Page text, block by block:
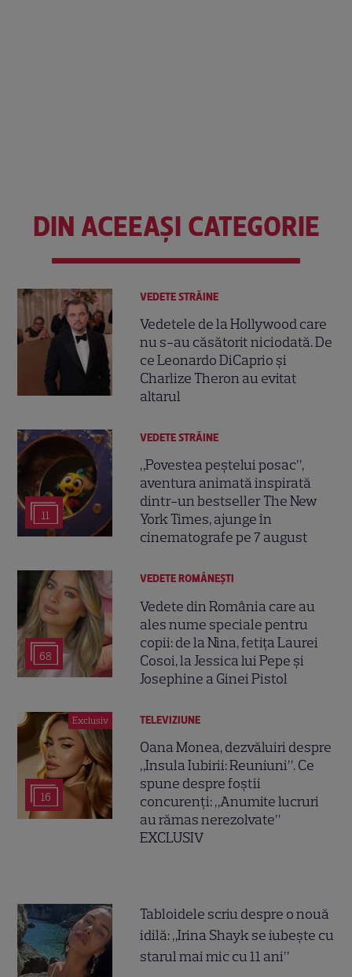
DIN ACEEAȘI CATEGORIE
VEDETE STRĂINE
Vedetele de la Hollywood care
nu s-au căsătorit niciodată. De
ce Leonardo DiCaprio și
Charlize Theron au evitat
altarul
11
VEDETE STRĂINE
„Povestea peștelui posac”,
aventura animată inspirată
dintr-un bestseller The New
York Times, ajunge în
cinematografe pe 7 august
68
VEDETE ROMÂNEŞTI
Vedete din România care au
ales nume speciale pentru
copii: de la Nina, fetița Laurei
Cosoi, la Jessica lui Pepe și
Josephine a Ginei Pistol
Exclusiv
16
TELEVIZIUNE
Oana Monea, dezvăluiri despre
„Insula Iubirii: Reuniuni”. Ce
spune despre foștii
concurenți: „Anumite lucruri
au rămas nerezolvate”
EXCLUSIV
Tabloidele scriu despre o nouă
idilă: „Irina Shayk se iubește cu
starul mai mic cu 11 ani”